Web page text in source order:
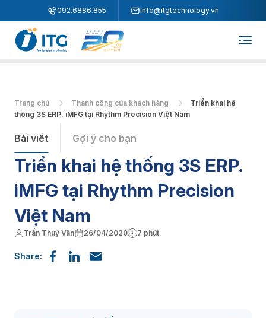
092.6886.855 info@itgtechnology.vn
Trang chủ Thành công của khách hàng
Triển khai hệ
thống 3S ERP. iMFG tại Rhythm Precision Việt Nam
Bài viết Gợi ý cho bạn
Triển khai hệ thống 3S ERP.
iMFG tại Rhythm Precision
Việt Nam
Trần Thuý Vân 26/04/2020 7 phút
Share: